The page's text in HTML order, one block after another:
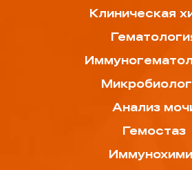
Клиническая
Анализ
Гемостаз